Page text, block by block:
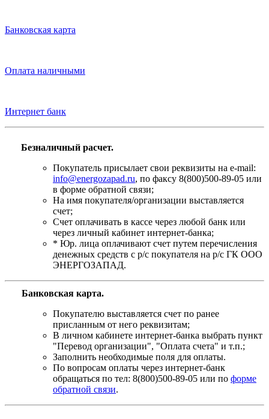
Банковская карта
Оплата наличными
Интернет банк
Безналичный расчет.
Покупатель присылает свои реквизиты на e-mail:
info@energozapad.ru, по факсу 8(800)500-89-05 или
в форме обратной связи;
На имя покупателя/организации выставляется
счет;
Счет оплачивать в кассе через любой банк или
через личный кабинет интернет-банка;
* Юр. лица оплачивают счет путем перечисления
денежных средств с р/с покупателя на р/с ГК ООО
ЭНЕРГОЗАПАД.
Банковская карта.
Покупателю выставляется счет по ранее
присланным от него реквизитам;
В личном кабинете интернет-банка выбрать пункт
"Перевод организации", "Оплата счета" и т.п.;
Заполнить необходимые поля для оплаты.
По вопросам оплаты через интернет-банк
обращаться по тел: 8(800)500-89-05 или по форме
обратной связи.